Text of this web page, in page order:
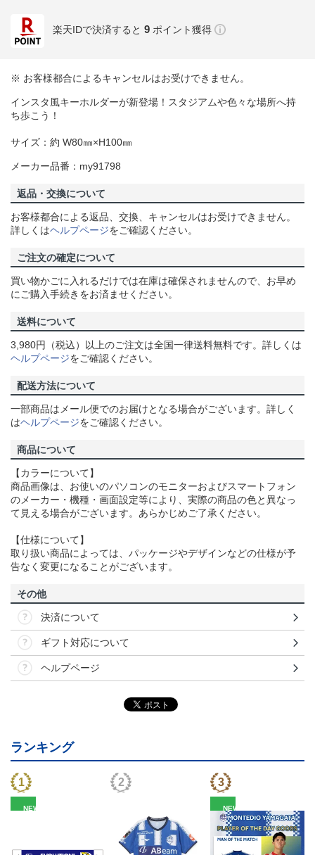
楽天IDで決済すると 9 ポイント獲得
※ お客様都合によるキャンセルはお受けできません。
インスタ風キーホルダーが新登場！スタジアムや色々な場所へ持
ち歩こう！
サイズ：約 W80㎜×H100㎜
メーカー品番：my91798
返品・交換について
お客様都合による返品、交換、キャンセルはお受けできません。
詳しくはヘルプページをご確認ください。
ご注文の確定について
買い物かごに入れるだけでは在庫は確保されませんので、お早め
にご購入手続きをお済ませください。
送料について
3,980円（税込）以上のご注文は全国一律送料無料です。詳しくは
ヘルプページをご確認ください。
配送方法について
一部商品はメール便でのお届けとなる場合がございます。詳しく
はヘルプページをご確認ください。
商品について
【カラーについて】
商品画像は、お使いのパソコンのモニターおよびスマートフォン
のメーカー・機種・画面設定等により、実際の商品の色と異なっ
て見える場合がございます。あらかじめご了承ください。
【仕様について】
取り扱い商品によっては、パッケージやデザインなどの仕様が予
告なく変更になることがございます。
その他
決済について
ギフト対応について
ヘルプページ
ランキング
NEW NEW